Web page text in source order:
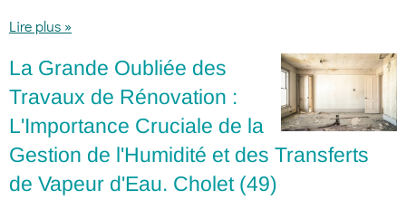
Lire plus »
La Grande Oubliée des
Travaux de Rénovation :
L'Importance Cruciale de la
Gestion de l'Humidité et des Transferts
de Vapeur d'Eau. Cholet (49)